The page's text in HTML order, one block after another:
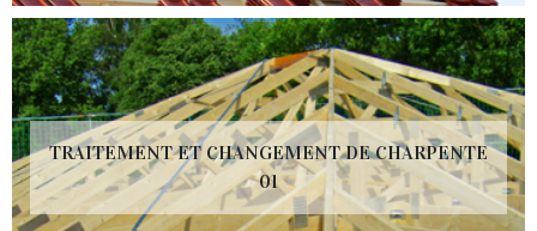
TRAITEMENT ET CHANGEMENT DE CHARPENTE
01